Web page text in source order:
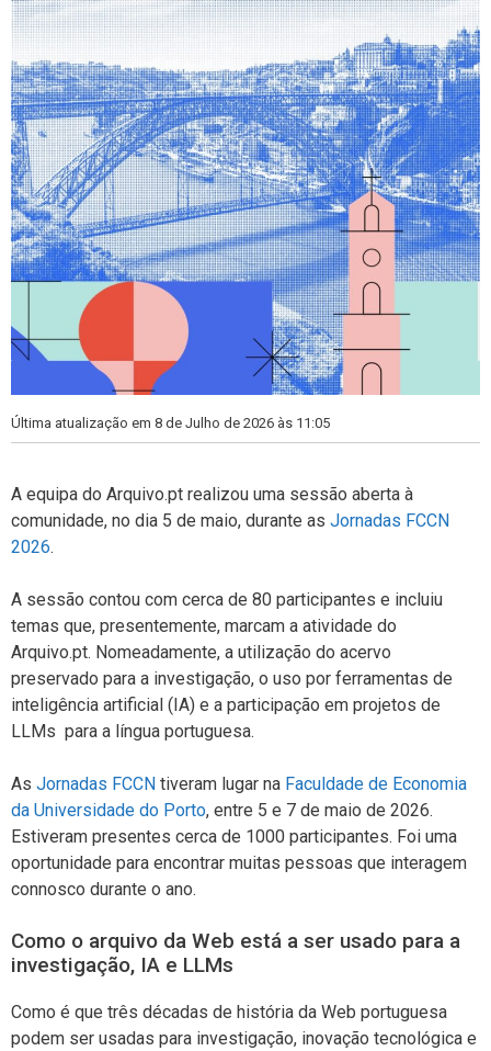
Última atualização em 8 de Julho de 2026 às 11:05
A equipa do Arquivo.pt realizou uma sessão aberta à
comunidade, no dia 5 de maio, durante as Jornadas FCCN
2026.
A sessão contou com cerca de 80 participantes e incluiu
temas que, presentemente, marcam a atividade do
Arquivo.pt. Nomeadamente, a utilização do acervo
preservado para a investigação, o uso por ferramentas de
inteligência artificial (IA) e a participação em projetos de
LLMs para a língua portuguesa.
As Jornadas FCCN tiveram lugar na Faculdade de Economia
da Universidade do Porto, entre 5 e 7 de maio de 2026.
Estiveram presentes cerca de 1000 participantes. Foi uma
oportunidade para encontrar muitas pessoas que interagem
connosco durante o ano.
Como o arquivo da Web está a ser usado para a
investigação, IA e LLMs
Como é que três décadas de história da Web portuguesa
podem ser usadas para investigação, inovação tecnológica e